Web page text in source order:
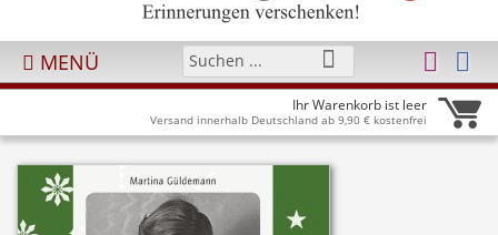
MENÜ
Ihr Warenkorb ist leer
Versand innerhalb Deutschland ab 9,90 € kostenfrei